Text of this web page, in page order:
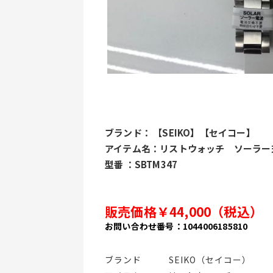
ブランド： 【SEIKO】【セイコー】
アイテム名：リストウォッチ　ソーラ
型番 ：SBTM347
販売価格￥44,000（税込）
お問い合わせ番号：1044006185810
ブランド   SEIKO（セイコー）